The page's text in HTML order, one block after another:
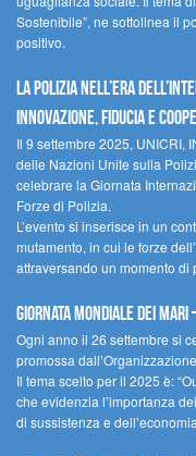
Sostenibile”, ne sottolinea il
positivo.
La polizia nell’era
innovazione, fiducia e
Il 9 settembre 2025, UNICRI,
delle Nazioni Unite sulla
celebrare la Giornata
Forze di Polizia.
L’evento si inserisce in un
mutamento, in cui le forze
attraversando un momento di
Giornata Mondiale dei
Ogni anno il 26 settembre si
promossa
Il tema scelto per il 2025 è:
che evidenzia l’importanza
di sussistenza e